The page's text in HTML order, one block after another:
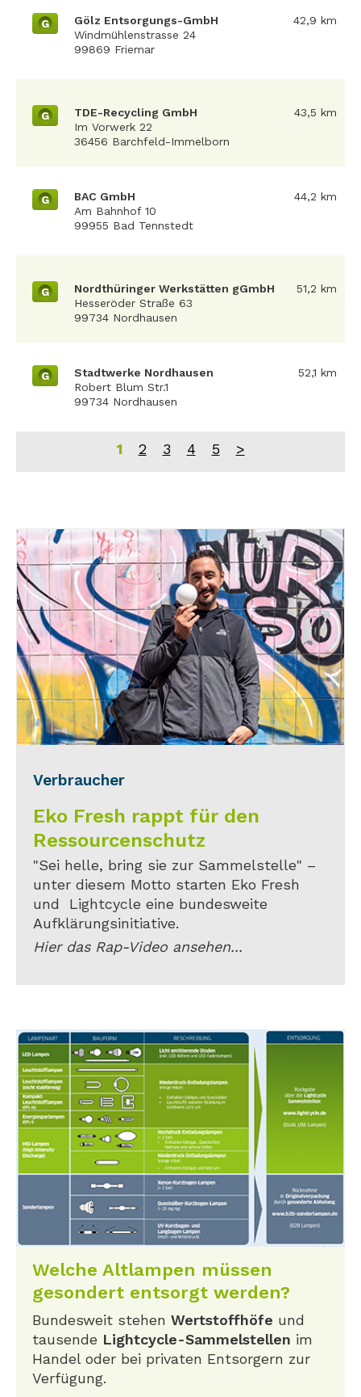
G
Gölz Entsorgungs-GmbH
Windmühlenstrasse 24
99869 Friemar
42,9 km
G
TDE-Recycling GmbH
Im Vorwerk 22
36456 Barchfeld-Immelborn
43,5 km
G
BAC GmbH
Am Bahnhof 10
99955 Bad Tennstedt
44,2 km
G
Nordthüringer Werkstätten gGmbH
Hesseröder Straße 63
99734 Nordhausen
51,2 km
G
Stadtwerke Nordhausen
Robert Blum Str.1
99734 Nordhausen
52,1 km
1 2 3 4 5 >
Verbraucher
Eko Fresh rappt für den
Ressourcenschutz
"Sei helle, bring sie zur Sammelstelle" –
unter diesem Motto starten Eko Fresh
und Lightcycle eine bundesweite
Aufklärungsinitiative.
Hier das Rap-Video ansehen...
Welche Altlampen müssen
gesondert entsorgt werden?
Bundesweit stehen Wertstoffhöfe und
tausende Lightcycle-Sammelstellen im
Handel oder bei privaten Entsorgern zur
Verfügung.